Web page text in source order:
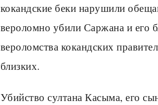
кокандские беки нарушили
вероломно убили Саржана и его
вероломства кокандских
близких.
Убийство султана Касыма, его